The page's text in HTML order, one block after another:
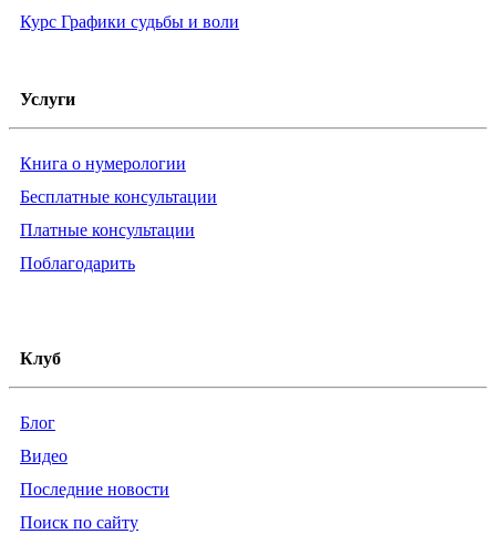
Курс Графики судьбы и воли
Услуги
Книга о нумерологии
Бесплатные консультации
Платные консультации
Поблагодарить
Клуб
Блог
Видео
Последние новости
Поиск по сайту